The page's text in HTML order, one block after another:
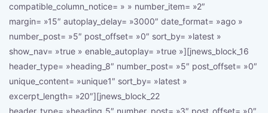
compatible_column_notice= » » number_item= »2″
margin= »15″ autoplay_delay= »3000″ date_format= »ago »
number_post= »5″ post_offset= »0″ sort_by= »latest »
show_nav= »true » enable_autoplay= »true »][jnews_block_16
header_type= »heading_8″ number_post= »5″ post_offset= »0″
unique_content= »unique1″ sort_by= »latest »
excerpt_length= »20″][jnews_block_22
header_type= »heading_5″ number_post= »3″ post_offset= »0″